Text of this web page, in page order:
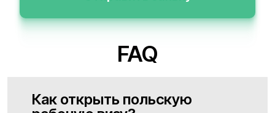
FAQ
Как открыть польскую